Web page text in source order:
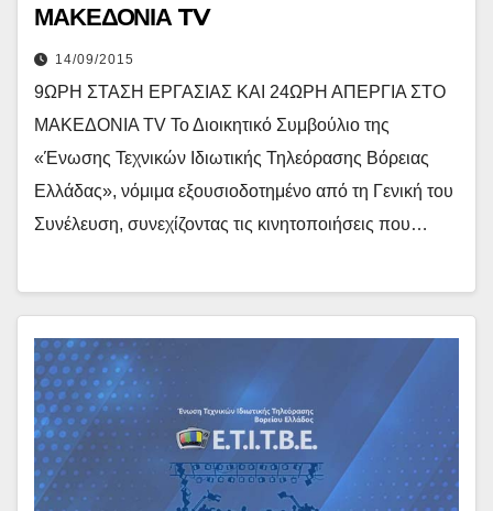
ΜΑΚΕΔΟΝΙΑ TV
14/09/2015
9ΩΡΗ ΣΤΑΣΗ ΕΡΓΑΣΙΑΣ ΚΑΙ 24ΩΡΗ ΑΠΕΡΓΙΑ ΣΤΟ
ΜΑΚΕΔΟΝΙΑ TV Το Διοικητικό Συμβούλιο της
«Ένωσης Τεχνικών Ιδιωτικής Τηλεόρασης Βόρειας
Ελλάδας», νόμιμα εξουσιοδοτημένο από τη Γενική του
Συνέλευση, συνεχίζοντας τις κινητοποιήσεις που…